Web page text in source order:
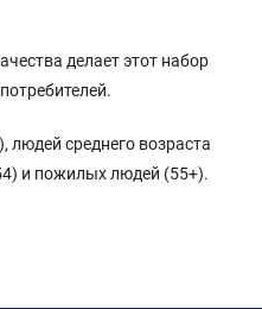
делает этот набор
среднего возраста
и пожилых людей (55+).